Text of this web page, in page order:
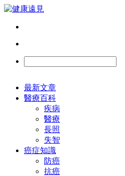
最新文章
醫療百科
疾病
醫療
長照
失智
癌症知識
防癌
抗癌